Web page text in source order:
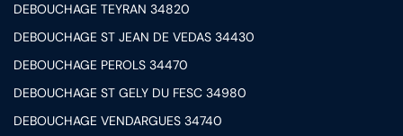
DEBOUCHAGE TEYRAN 34820
DEBOUCHAGE ST JEAN DE VEDAS 34430
DEBOUCHAGE PEROLS 34470
DEBOUCHAGE ST GELY DU FESC 34980
DEBOUCHAGE VENDARGUES 34740